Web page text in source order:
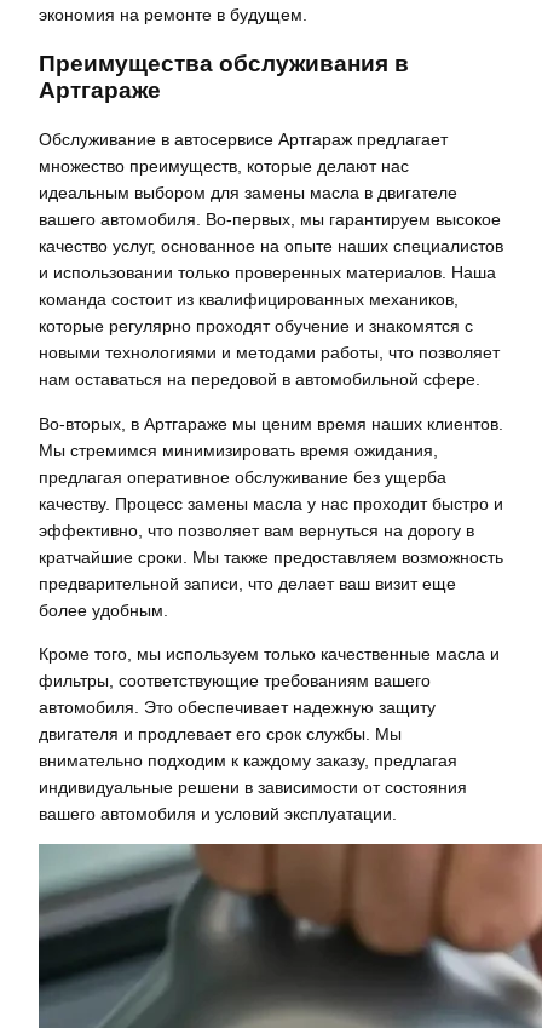
экономия на ремонте в будущем.
Преимущества обслуживания в
Артгараже
Обслуживание в автосервисе Артгараж предлагает
множество преимуществ, которые делают нас
идеальным выбором для замены масла в двигателе
вашего автомобиля. Во-первых, мы гарантируем высокое
качество услуг, основанное на опыте наших специалистов
и использовании только проверенных материалов. Наша
команда состоит из квалифицированных механиков,
которые регулярно проходят обучение и знакомятся с
новыми технологиями и методами работы, что позволяет
нам оставаться на передовой в автомобильной сфере.
Во-вторых, в Артгараже мы ценим время наших клиентов.
Мы стремимся минимизировать время ожидания,
предлагая оперативное обслуживание без ущерба
качеству. Процесс замены масла у нас проходит быстро и
эффективно, что позволяет вам вернуться на дорогу в
кратчайшие сроки. Мы также предоставляем возможность
предварительной записи, что делает ваш визит еще
более удобным.
Кроме того, мы используем только качественные масла и
фильтры, соответствующие требованиям вашего
автомобиля. Это обеспечивает надежную защиту
двигателя и продлевает его срок службы. Мы
внимательно подходим к каждому заказу, предлагая
индивидуальные решени в зависимости от состояния
вашего автомобиля и условий эксплуатации.